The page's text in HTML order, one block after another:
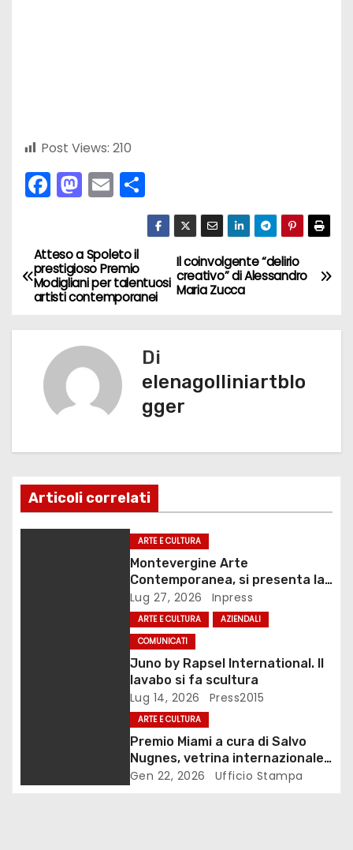
Post Views: 210
F
e
b
o
o
k
M
o
d
o
n
E
l
C
o
n
vi
di
N
a
v
z
o
o
Il coinvolgente “delirio
creativo” di Alessandro
Maria Zucca
Atteso a Spoleto il
prestigioso Premio
Modigliani per talentuosi
artisti contemporanei
Di
elenagolliniartblo
gger
Articoli correlati
ARTE E CULTURA
Montevergine Arte
Contemporanea, si presenta la
monografia dedicata a Eliana
Adorno
Lug 27, 2026 Inpress
ARTE E CULTURA
AZIENDALI
COMUNICATI
Juno by Rapsel International. Il
lavabo si fa scultura
Lug 14, 2026 Press2015
ARTE E CULTURA
Premio Miami a cura di Salvo
Nugnes, vetrina internazionale
per l’arte contemporanea
Gen 22, 2026 Ufficio Stampa